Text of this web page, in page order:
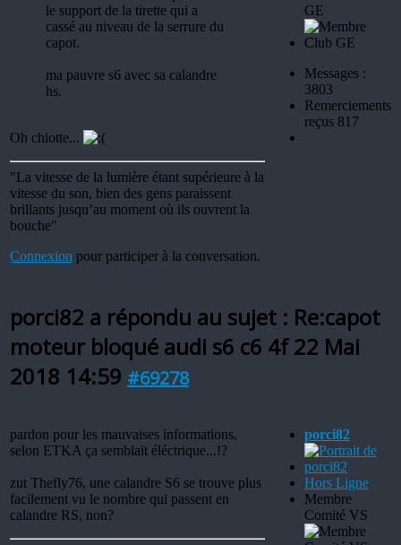
le support de la tirette qui a
cassé au niveau de la serrure du
capot.
ma pauvre s6 avec sa calandre
hs.
Oh chiotte...
"La vitesse de la lumière étant supérieure à la
vitesse du son, bien des gens paraissent
brillants jusqu’au moment où ils ouvrent la
bouche"
Connexion pour participer à la conversation.
GE
Messages :
3803
Remerciements
reçus 817
porci82 a répondu au sujet : Re:capot
moteur bloqué audi s6 c6 4f22 Mai
2018 14:59 #69278
pardon pour les mauvaises informations,
selon ETKA ça semblait éléctrique...!?
zut Thefly76, une calandre S6 se trouve plus
facilement vu le nombre qui passent en
calandre RS, non?
porci82
Hors Ligne
Membre
Comité VS